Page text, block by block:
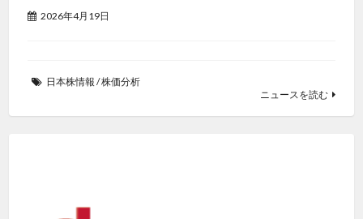
2026年4月19日
日本株情報 /株価分析
ニュースを読む